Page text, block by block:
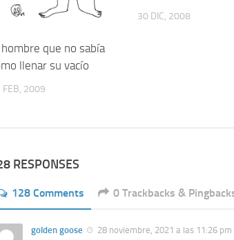
hombre que no sabía
llenar su vacío
FEB, 2009
30 DIC, 2008
RESPONSES
128 Comments 0 Trackbacks &
golden goose 28 noviembre, 2021 a las 11:26 pm